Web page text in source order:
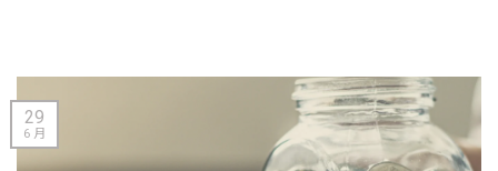
29
6 月